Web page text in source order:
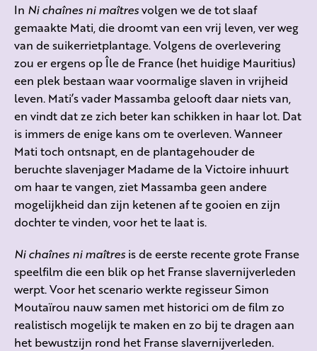
In Ni chaînes ni maîtresvolgen we de tot slaaf
gemaakte Mati, die droomt van een vrij leven, ver weg
van de suikerrietplantage. Volgens de overlevering
zou er ergens op Île de France (het huidige Mauritius)
een plek bestaan waar voormalige slaven in vrijheid
leven. Mati’s vader Massamba gelooft daar niets van,
en vindt dat ze zich beter kan schikken in haar lot. Dat
is immers de enige kans om te overleven. Wanneer
Mati toch ontsnapt, en de plantagehouder de
beruchte slavenjager Madame de la Victoire inhuurt
om haar te vangen, ziet Massamba geen andere
mogelijkheid dan zijn ketenen af te gooien en zijn
dochter te vinden, voor het te laat is.
Ni chaînes ni maîtres is de eerste recente grote Franse
speelfilm die een blik op het Franse slavernijverleden
werpt. Voor het scenario werkte regisseur Simon
Moutaïrou nauw samen met historici om de film zo
realistisch mogelijk te maken en zo bij te dragen aan
het bewustzijn rond het Franse slavernijverleden.